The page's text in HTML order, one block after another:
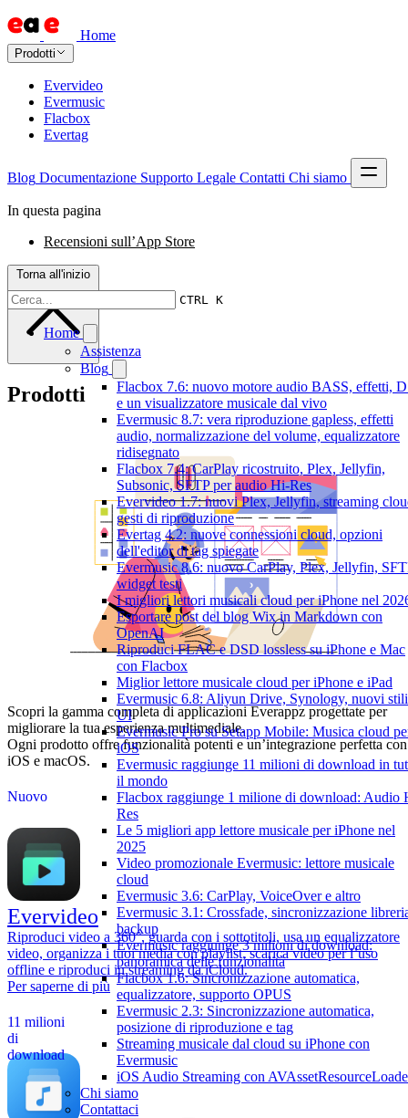
Home
Prodotti
Evervideo
Evermusic
Flacbox
Evertag
Blog Documentazione Supporto Legale Contatti Chi siamo
CTRL K
Home
Assistenza
Blog
Flacbox 7.6: nuovo motore audio BASS, effetti,
e un visualizzatore musicale dal vivo
Evermusic 8.7: vera riproduzione gapless, effetti
audio, normalizzazione del volume, equalizzatore
ridisegnato
Flacbox 7.4: CarPlay ricostruito, Plex, Jellyfin,
Subsonic, SFTP per audio Hi-Res
Evervideo 1.7: nuovi Plex, Jellyfin, streaming
gesti di riproduzione
Evertag 4.2: nuove connessioni cloud, opzioni
dell'editor di tag spiegate
Evermusic 8.6: nuovo CarPlay, Plex, Jellyfin,
widget testi
I migliori lettori musicali cloud per iPhone nel
Esportare post del blog Wix in Markdown con
OpenAI
Riproduci FLAC e DSD lossless su iPhone e Mac
con Flacbox
Miglior lettore musicale cloud per iPhone e iPad
Evermusic 6.8: Aliyun Drive, Synology, nuovi stili
UI
Evermusic Pro su Setapp Mobile: Musica cloud
iOS
Evermusic raggiunge 11 milioni di download in
il mondo
Flacbox raggiunge 1 milione di download: Audio
Res
Le 5 migliori app lettore musicale per iPhone nel
2025
Video promozionale Evermusic: lettore musicale
cloud
Evermusic 3.6: CarPlay, VoiceOver e altro
Evermusic 3.1: Crossfade, sincronizzazione
backup
Evermusic raggiunge 3 milioni di download:
panoramica delle funzionalità
Flacbox 1.6: Sincronizzazione automatica,
equalizzatore, supporto OPUS
Evermusic 2.3: Sincronizzazione automatica,
posizione di riproduzione e tag
Streaming musicale dal cloud su iPhone con
Evermusic
iOS Audio Streaming con
Chi siamo
Contattaci
In questa pagina
Recensioni sull’App Store
Torna all'inizio
Prodotti
Scopri la gamma completa di applicazioni Everappz progettate per
migliorare la tua esperienza multimediale.
Ogni prodotto offre funzionalità potenti e un’integrazione perfetta con
iOS e macOS.
Evervideo
Riproduci video a 360°, guarda con i sottotitoli, usa un equalizzatore
video, organizza i tuoi media con playlist, scarica video per l’uso
offline e riproduci in streaming da iCloud.
Per saperne di più
Nuovo
11 milioni
di
download